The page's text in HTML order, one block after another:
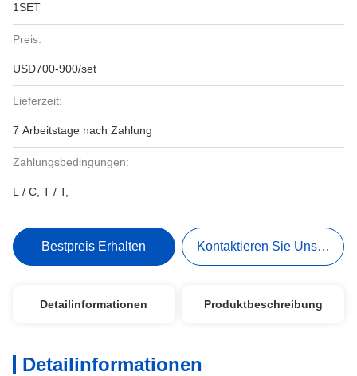
1SET
Preis:
USD700-900/set
Lieferzeit:
7 Arbeitstage nach Zahlung
Zahlungsbedingungen:
L / C, T / T,
Bestpreis Erhalten Kontaktieren Sie Uns Jetzt
Detailinformationen Produktbeschreibung
Detailinformationen